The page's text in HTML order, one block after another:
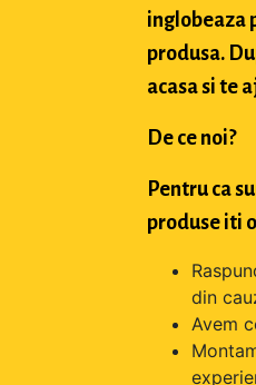
inglobeaza
produsa.
acasa si te
De ce noi?
Pentru ca
produse iti
din
Avem